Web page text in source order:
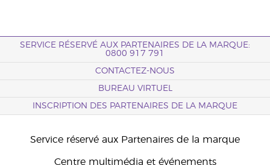
SERVICE RÉSERVÉ AUX PARTENAIRES DE LA MARQUE:
0800 917 791
CONTACTEZ-NOUS
BUREAU VIRTUEL
INSCRIPTION DES PARTENAIRES DE LA MARQUE
Service réservé aux Partenaires de la marque
Centre multimédia et événements